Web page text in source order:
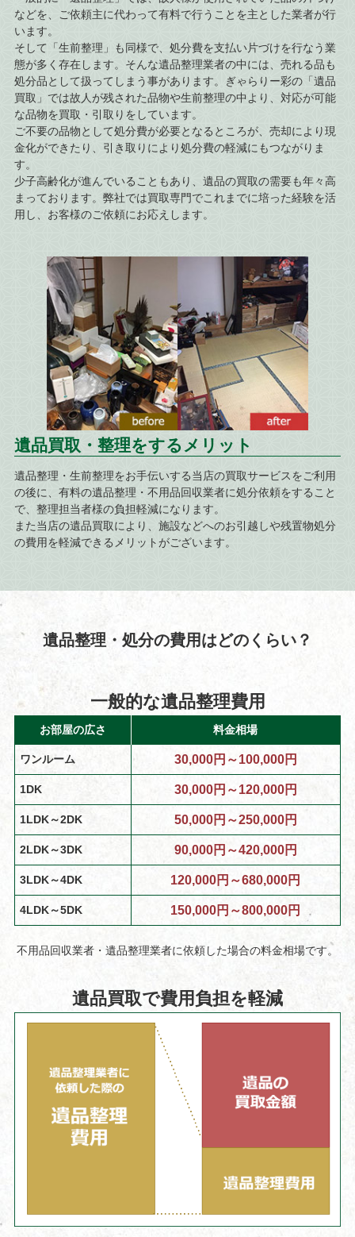
などを、ご依頼主に代わって有料で行うことを主とした業者が行
います。
そして「生前整理」も同様で、処分費を支払い片づけを行なう業
態が多く存在します。そんな遺品整理業者の中には、売れる品も
処分品として扱ってしまう事があります。ぎゃらりー彩の「遺品
買取」では故人が残された品物や生前整理の中より、対応が可能
な品物を買取・引取りをしています。
ご不要の品物として処分費が必要となるところが、売却により現
金化ができたり、引き取りにより処分費の軽減にもつながりま
す。
少子高齢化が進んでいることもあり、遺品の買取の需要も年々高
まっております。弊社では買取専門でこれまでに培った経験を活
用し、お客様のご依頼にお応えします。
遺品買取・整理をするメリット
遺品整理・生前整理をお手伝いする当店の買取サービスをご利用
の後に、有料の遺品整理・不用品回収業者に処分依頼をすること
で、整理担当者様の負担軽減になります。
また当店の遺品買取により、施設などへのお引越しや残置物処分
の費用を軽減できるメリットがございます。
遺品整理・処分の費用はどのくらい？
一般的な遺品整理費用
お部屋の広さ 料金相場
ワンルーム 30,000円～100,000円
1DK 30,000円～120,000円
1LDK～2DK 50,000円～250,000円
2LDK～3DK 90,000円～420,000円
3LDK～4DK 120,000円～680,000円
4LDK～5DK 150,000円～800,000円
不用品回収業者・遺品整理業者に依頼した場合の料金相場です。
遺品買取で費用負担を軽減